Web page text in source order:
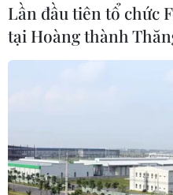
Báo Argentina nói
công nghệ cao Việt Nam
nước ngoài
động, tích cực của Việt
ASEAN
Lần đầu tiên tổ chức
tại Hoàng thành